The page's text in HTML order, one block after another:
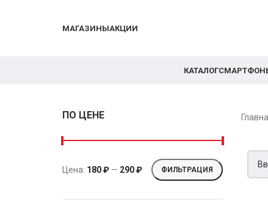
МАГАЗИНЫАКЦИИ
КАТАЛОГ
ПО ЦЕНЕ
ФИЛЬТРАЦИЯ
Цена: 180 ₽ — 290 ₽